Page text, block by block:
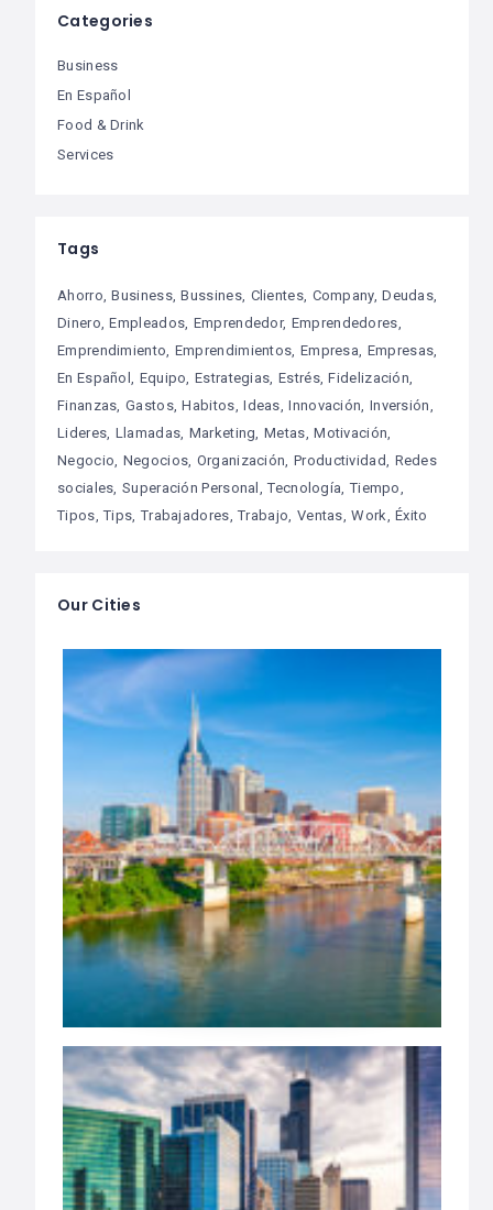
Categories
Business
En Español
Food & Drink
Services
Tags
Ahorro Business Bussines Clientes Company Deudas
Dinero Empleados Emprendedor Emprendedores
Emprendimiento Emprendimientos Empresa Empresas
En Español Equipo Estrategias Estrés Fidelización
Finanzas Gastos Habitos Ideas Innovación Inversión
Lideres Llamadas Marketing Metas Motivación
Negocio Negocios Organización Productividad Redes
sociales Superación Personal Tecnología Tiempo
Tipos Tips Trabajadores Trabajo Ventas Work Éxito
Our Cities